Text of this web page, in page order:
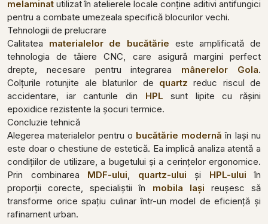
melaminat utilizat în atelierele locale conține aditivi antifungici
pentru a combate umezeala specifică blocurilor vechi.
Tehnologii de prelucrare
Calitatea materialelor de bucătărie este amplificată de
tehnologia de tăiere CNC, care asigură margini perfect
drepte, necesare pentru integrarea mânerelor Gola.
Colțurile rotunjite ale blaturilor de quartz reduc riscul de
accidentare, iar canturile din HPL sunt lipite cu rășini
epoxidice rezistente la șocuri termice.
Concluzie tehnică
Alegerea materialelor pentru o bucătărie modernă în Iași nu
este doar o chestiune de estetică. Ea implică analiza atentă a
condițiilor de utilizare, a bugetului și a cerințelor ergonomice.
Prin combinarea MDF-ului, quartz-ului și HPL-ului în
proporții corecte, specialiștii în mobila Iași reușesc să
transforme orice spațiu culinar într-un model de eficiență și
rafinament urban.